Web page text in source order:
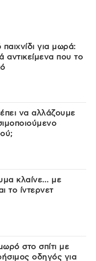
για μωρά:
αντικείμενα που το
να αλλάζουμε
κλαίνε… με
το ίντερνετ
στο σπίτι με
οδηγός για